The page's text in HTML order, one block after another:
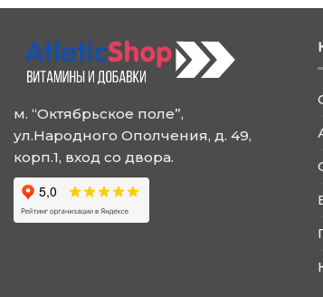
м. “Октябрьское поле”,
ул.Народного Ополчения, д. 49,
корп.1, вход со двора.